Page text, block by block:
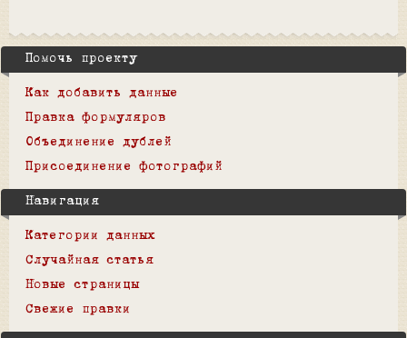
Помочь проекту
Как добавить данные
Правка формуляров
Объединение дублей
Присоединение фотографий
Навигация
Категории данных
Случайная статья
Новые страницы
Свежие правки